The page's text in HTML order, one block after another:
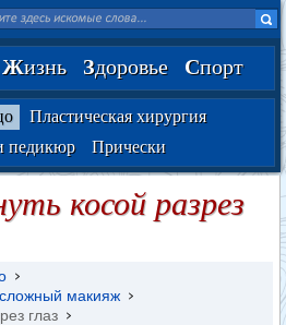
Жизнь Здоровье Спорт
Пластическая хирургия
педикюр
Прически
косой разрез
макияж
глаз